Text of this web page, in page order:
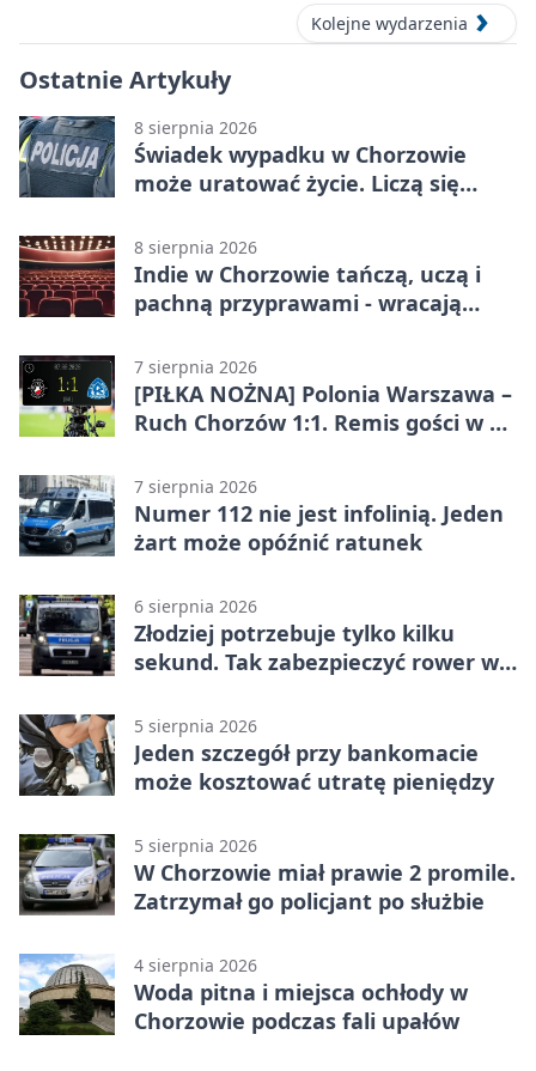
Kolejne wydarzenia
Ostatnie Artykuły
8 sierpnia 2026
Świadek wypadku w Chorzowie
może uratować życie. Liczą się
8 sierpnia 2026
Indie w Chorzowie tańczą, uczą i
pachną przyprawami - wracają
7 sierpnia 2026
[PIŁKA NOŻNA] Polonia Warszawa –
Ruch Chorzów 1:1. Remis gości w 3.
7 sierpnia 2026
Numer 112 nie jest infolinią. Jeden
żart może opóźnić ratunek
6 sierpnia 2026
Złodziej potrzebuje tylko kilku
sekund. Tak zabezpieczyć rower w
5 sierpnia 2026
Jeden szczegół przy bankomacie
może kosztować utratę pieniędzy
5 sierpnia 2026
W Chorzowie miał prawie 2 promile.
Zatrzymał go policjant po służbie
4 sierpnia 2026
Woda pitna i miejsca ochłody w
Chorzowie podczas fali upałów